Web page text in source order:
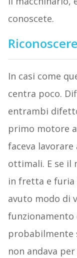
conoscete.
In casi come
centra poco.
entrambi
primo motore
faceva
ottimali. E se il
in fretta e furia
avuto modo di
funzionamento
probabilmente
non andava